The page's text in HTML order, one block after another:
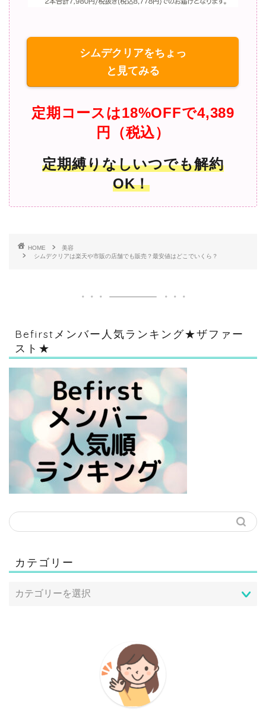
シムデクリアをちょっ
と見てみる
定期コースは18%OFFで4,389
円（税込）
定期縛りなしいつでも解約
OK！
HOME
美容
シムデクリアは楽天や市販の店舗でも販売？最安値はどこでいくら？
Befirstメンバー人気ランキング★ザファー
スト★
カテゴリー